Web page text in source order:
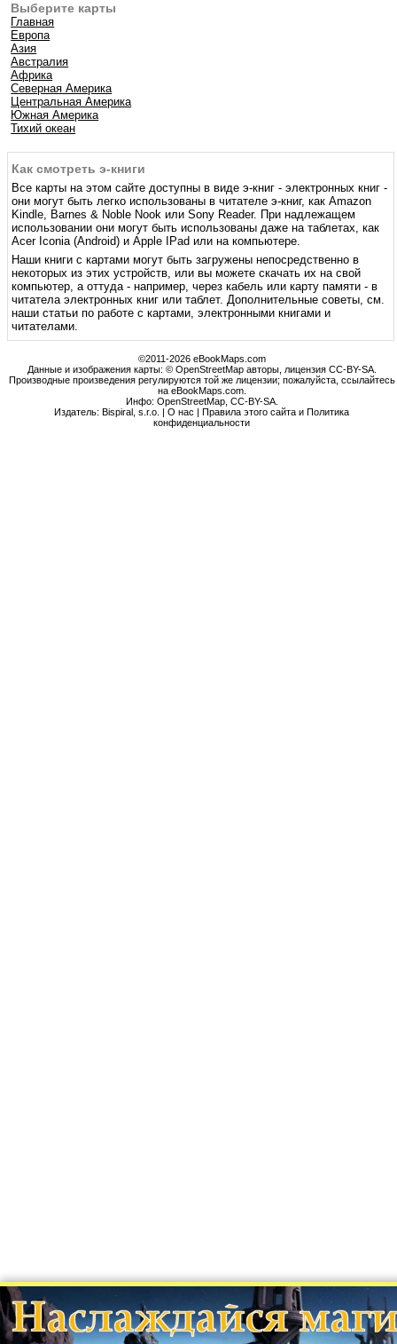
Выберите карты
Главная
Европа
Азия
Австралия
Африка
Северная Америка
Центральная Америка
Южная Америка
Тихий океан
Как смотреть э-книги
Все карты на этом сайте доступны в виде э-книг - электронных книг -
они могут быть легко использованы в читателе э-книг, как Amazon
Kindle, Barnes & Noble Nook или Sony Reader. При надлежащем
использовании они могут быть использованы даже на таблетах, как
Acer Iconia (Android) и Apple IPad или на компьютере.
Наши книги с картами могут быть загружены непосредственно в
некоторых из этих устройств, или вы можете скачать их на свой
компьютер, а оттуда - например, через кабель или карту памяти - в
читатела электронных книг или таблет. Дополнительные советы, см.
наши статьи по работе с картами, электронными книгами и
читателами.
©2011-2026 eBookMaps.com
Данные и изображения карты: © OpenStreetMap авторы, лицензия CC-BY-SA.
Производные произведения регулируются той же лицензии; пожалуйста, ссылайтесь
на eBookMaps.com.
Инфо: OpenStreetMap, CC-BY-SA.
Издатель: Bispiral, s.r.o. |О нас |Правила этого сайта и Политика
конфиденциальности